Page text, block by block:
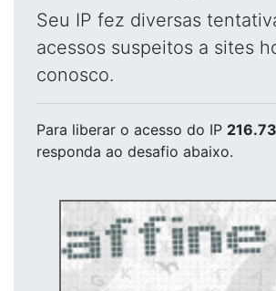
Seu IP fez diversas
acessos suspeitos a sites
conosco.
Para liberar o acesso do IP
responda ao desafio abaixo.